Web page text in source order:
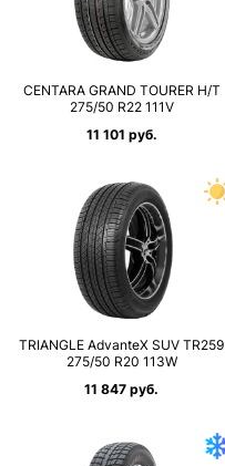
CENTARA GRAND TOURER H/T
275/50 R22 111V
11 101 руб.
TRIANGLE AdvanteX SUV TR259
275/50 R20 113W
11 847 руб.